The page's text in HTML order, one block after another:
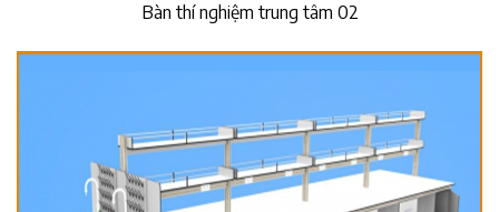
Bàn thí nghiệm trung tâm 02